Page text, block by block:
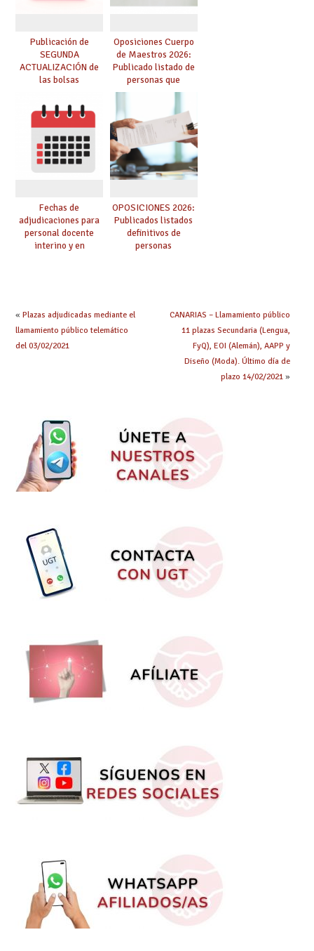
Publicación de
SEGUNDA
ACTUALIZACIÓN de
las bolsas
Cuerpo de Maestros
de especialidades
convocadas a
oposición
Oposiciones Cuerpo
de Maestros 2026:
Publicado listado de
personas que
adquieren nueva
especialidad
Fechas de
adjudicaciones para
personal docente
interino y en
OPOSICIONES 2026:
Publicados listados
definitivos de
personas
« Plazas adjudicadas mediante el
llamamiento público telemático
del 03/02/2021
CANARIAS – Llamamiento público
11 plazas Secundaria (Lengua,
FyQ), EOI (Alemán), AAPP y
Diseño (Moda). Último día de
plazo 14/02/2021»